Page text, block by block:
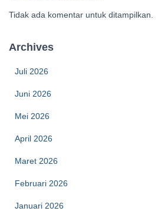
Tidak ada komentar untuk ditampilkan.
Archives
Juli 2026
Juni 2026
Mei 2026
April 2026
Maret 2026
Februari 2026
Januari 2026